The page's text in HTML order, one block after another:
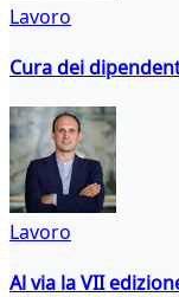
Lavoro
Cura dei
Lavoro
Al via la VII